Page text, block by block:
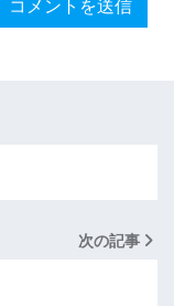
次の記事